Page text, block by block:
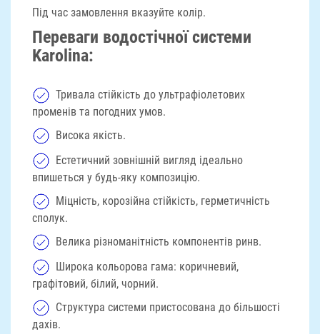
Під час замовлення вказуйте колір.
Переваги водостічної системи
Karolina:
Тривала стійкість до ультрафіолетових
променів та погодних умов.
Висока якість.
Естетичний зовнішній вигляд ідеально
впишеться у будь-яку композицію.
Міцність, корозійна стійкість, герметичність
сполук.
Велика різноманітність компонентів ринв.
Широка кольорова гама: коричневий,
графітовий, білий, чорний.
Структура системи пристосована до більшості
дахів.